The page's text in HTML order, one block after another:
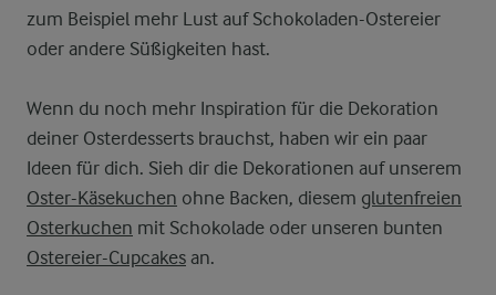
zum Beispiel mehr Lust auf Schokoladen-Ostereier
oder andere Süßigkeiten hast.
Wenn du noch mehr Inspiration für die Dekoration
deiner Osterdesserts brauchst, haben wir ein paar
Ideen für dich. Sieh dir die Dekorationen auf unserem
Oster-Käsekuchen ohne Backen, diesem glutenfreien
Osterkuchen mit Schokolade oder unseren bunten
Ostereier-Cupcakes an.